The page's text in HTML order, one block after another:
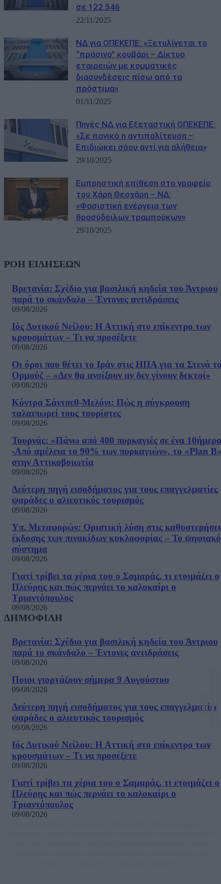
σε 122.546
22/11/2025
ΝΔ για ΟΠΕΚΕΠΕ: «Ξετυλίγεται το
“πράσινο” κουβάρι – Δίκτυο
εταιρειών με κομματικές
διασυνδέσεις πίσω από τα
πρόστιμα»
01/11/2025
Πηγές ΝΔ για Εξεταστική ΟΠΕΚΕΠΕ:
«Σε πανικό η αντιπολίτευση –
Επιδιώκει σόου αντί για αλήθεια»
29/10/2025
Εμπρηστική επίθεση στο γραφείο
του Χάρη Θεοχάρη – ΝΔ:
«Φασιστική ενέργεια των
θρασύδειλων τραμπούκων»
29/10/2025
ΡΟΗ ΕΙΔΗΣΕΩΝ
Βρετανία: Σχέδιο για βασιλική κηδεία του Άντριου
παρά το σκάνδαλο – Έντονες αντιδράσεις
09/08/2026
Ιός Δυτικού Νείλου: Η Αττική στο επίκεντρο των
κρουσμάτων – Τι να προσέξετε
09/08/2026
Οι όροι που θέτει το Ιράν στις ΗΠΑ για τα Στενά
Ορμούζ – «Δεν θα ανοίξουν αν δεν γίνουν δεκτοί»
09/08/2026
Κόντρα Σάντσεθ-Μελόνι: Πώς η σύγκρουση
ταλαιπωρεί τους τουρίστες
09/08/2026
Τουρνάς: «Πάνω από 400 πυρκαγιές σε ένα 10ήμερο
-Από αμέλεια το 90% των πυρκαγιών», το «Plan
στην Αττικοβοιωτία
09/08/2026
Δεύτερη πηγή εισοδήματος για τους επαγγελματίες
ψαράδες ο αλιευτικός τουρισμός
09/08/2026
Υπ. Μεταφορών: Οριστική λύση στις
έκδοσης των πινακίδων κυκλοφορίας – Το ψηφιακό
σύστημα
09/08/2026
Γιατί τρίβει τα χέρια του ο Σαμαράς, τι ετοιμάζει ο
Πλεύρης και πώς περνάει το καλοκαίρι ο
Τριαντόπουλος
09/08/2026
ΔΗΜΟΦΙΛΗ
Βρετανία: Σχέδιο για βασιλική κηδεία του Άντριου
παρά το σκάνδαλο – Έντονες αντιδράσεις
09/08/2026
Ποιοι γιορτάζουν σήμερα 9 Αυγούστου
09/08/2026
Δεύτερη πηγή εισοδήματος για τους επαγγελματίες
ψαράδες ο αλιευτικός τουρισμός
09/08/2026
Ιός Δυτικού Νείλου: Η Αττική στο επίκεντρο των
κρουσμάτων – Τι να προσέξετε
09/08/2026
Γιατί τρίβει τα χέρια του ο Σαμαράς, τι ετοιμάζει ο
Πλεύρης και πώς περνάει το καλοκαίρι ο
Τριαντόπουλος
09/08/2026